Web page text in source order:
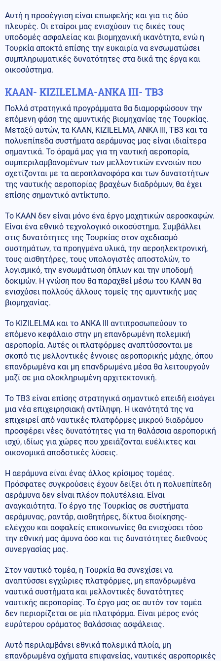
Αυτή η προσέγγιση είναι επωφελής και για τις δύο
πλευρές. Οι εταίροι μας ενισχύουν τις δικές τους
υποδομές ασφαλείας και βιομηχανική ικανότητα, ενώ η
Τουρκία αποκτά επίσης την ευκαιρία να ενσωματώσει
συμπληρωματικές δυνατότητες στα δικά της έργα και
οικοσύστημα.
KAAN- KIZILELMA-ANKA III- TB3
Πολλά στρατηγικά προγράμματα θα διαμορφώσουν την
επόμενη φάση της αμυντικής βιομηχανίας της Τουρκίας.
Μεταξύ αυτών, τα KAAN, KIZILELMA, ANKA III, TB3 και τα
πολυεπίπεδα συστήματα αεράμυνας μας είναι ιδιαίτερα
σημαντικά. Το όραμά μας για τη ναυτική αεροπορία,
συμπεριλαμβανομένων των μελλοντικών εννοιών που
σχετίζονται με τα αεροπλανοφόρα και των δυνατοτήτων
της ναυτικής αεροπορίας βραχέων διαδρόμων, θα έχει
επίσης σημαντικό αντίκτυπο.
Το KAAN δεν είναι μόνο ένα έργο μαχητικών αεροσκαφών.
Είναι ένα εθνικό τεχνολογικό οικοσύστημα. Συμβάλλει
στις δυνατότητες της Τουρκίας στον σχεδιασμό
συστημάτων, τα προηγμένα υλικά, την αεροηλεκτρονική,
τους αισθητήρες, τους υπολογιστές αποστολών, το
λογισμικό, την ενσωμάτωση όπλων και την υποδομή
δοκιμών. Η γνώση που θα παραχθεί μέσω του KAAN θα
ενισχύσει πολλούς άλλους τομείς της αμυντικής μας
βιομηχανίας.
Το KIZILELMA και το ANKA III αντιπροσωπεύουν το
επόμενο κεφάλαιο στην μη επανδρωμένη πολεμική
αεροπορία. Αυτές οι πλατφόρμες αναπτύσσονται με
σκοπό τις μελλοντικές έννοιες αεροπορικής μάχης, όπου
επανδρωμένα και μη επανδρωμένα μέσα θα λειτουργούν
μαζί σε μια ολοκληρωμένη αρχιτεκτονική.
Το TB3 είναι επίσης στρατηγικά σημαντικό επειδή εισάγει
μια νέα επιχειρησιακή αντίληψη. Η ικανότητά της να
επιχειρεί από ναυτικές πλατφόρμες μικρού διαδρόμου
προσφέρει νέες δυνατότητες για τη θαλάσσια αεροπορική
ισχύ, ιδίως για χώρες που χρειάζονται ευέλικτες και
οικονομικά αποδοτικές λύσεις.
Η αεράμυνα είναι ένας άλλος κρίσιμος τομέας.
Πρόσφατες συγκρούσεις έχουν δείξει ότι η πολυεπίπεδη
αεράμυνα δεν είναι πλέον πολυτέλεια. Είναι
αναγκαιότητα. Το έργο της Τουρκίας σε συστήματα
αεράμυνας, ραντάρ, αισθητήρες, δίκτυα διοίκησης-
ελέγχου και ασφαλείς επικοινωνίες θα ενισχύσει τόσο
την εθνική μας άμυνα όσο και τις δυνατότητες διεθνούς
συνεργασίας μας.
Στον ναυτικό τομέα, η Τουρκία θα συνεχίσει να
αναπτύσσει εγχώριες πλατφόρμες, μη επανδρωμένα
ναυτικά συστήματα και μελλοντικές δυνατότητες
ναυτικής αεροπορίας. Το έργο μας σε αυτόν τον τομέα
δεν περιορίζεται σε μία πλατφόρμα. Είναι μέρος ενός
ευρύτερου οράματος θαλάσσιας ασφάλειας.
Αυτό περιλαμβάνει εθνικά πολεμικά πλοία, μη
επανδρωμένα οχήματα επιφανείας, ναυτικές αεροπορικές